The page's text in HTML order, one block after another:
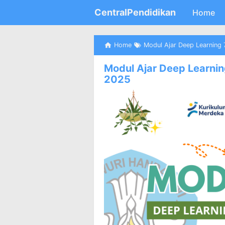
CentralPendidikan Home
Home Modul Ajar Deep Learning
Modul Ajar Deep
2025